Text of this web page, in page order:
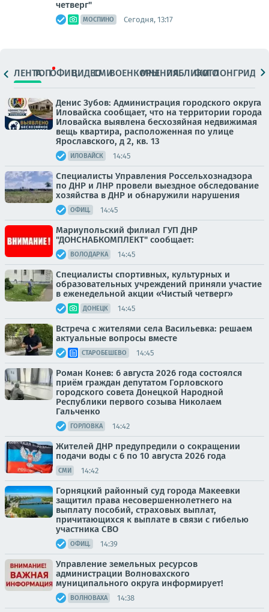
четверг"
МОСПИНО Сегодня, 13:17
ЛЕНТАТОПОФИЦ.ВИДЕОСМИВОЕНКОРЫМНЕНИЯПАБЛИКИ
ФОТОЛОНГРИДЫ
Денис Зубов: Администрация городского округа
Иловайска сообщает, что на территории города
Иловайска выявлена бесхозяйная недвижимая
вещь квартира, расположенная по улице
Ярославского, д 2, кв. 13
ИЛОВАЙСК 14:45
Специалисты Управления Россельхознадзора
по ДНР и ЛНР провели выездное обследование
хозяйства в ДНР и обнаружили нарушения
ОФИЦ. 14:45
Мариупольский филиал ГУП ДНР
"ДОНСНАБКОМПЛЕКТ" сообщает:
ВОЛОДАРКА 14:45
Специалисты спортивных, культурных и
образовательных учреждений приняли участие
в еженедельной акции «Чистый четверг»
ДОНЕЦК 14:45
Встреча с жителями села Васильевка: решаем
актуальные вопросы вместе
СТАРОБЕШЕВО 14:45
Роман Конев: 6 августа 2026 года состоялся
приём граждан депутатом Горловского
городского совета Донецкой Народной
Республики первого созыва Николаем
Гальченко
ГОРЛОВКА 14:42
Жителей ДНР предупредили о сокращении
подачи воды с 6 по 10 августа 2026 года
СМИ 14:42
Горняцкий районный суд города Макеевки
защитил права несовершеннолетнего на
выплату пособий, страховых выплат,
причитающихся к выплате в связи с гибелью
участника СВО
ОФИЦ. 14:39
Управление земельных ресурсов
администрации Волновахского
муниципального округа информирует!
ВОЛНОВАХА 14:38